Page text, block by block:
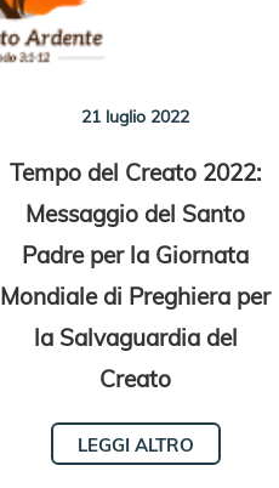
21 luglio 2022
Tempo del Creato 2022:
Messaggio del Santo
Padre per la Giornata
Mondiale di Preghiera per
la Salvaguardia del
Creato
LEGGI ALTRO